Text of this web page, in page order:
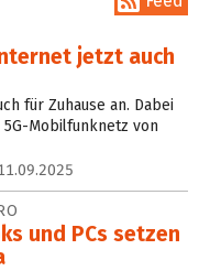
jetzt auch
für Zuhause an. Dabei
Mobilfunknetz von
und PCs setzen